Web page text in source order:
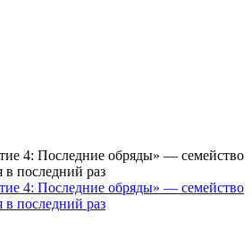
4: Последние обряды» — семейство
в последний раз
4: Последние обряды» — семейство
в последний раз